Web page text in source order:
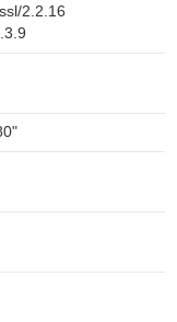
2.2.16